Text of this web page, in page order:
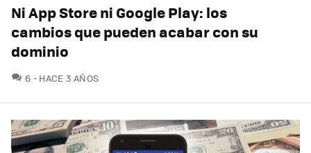
Ni App Store ni Google Play: los
cambios que pueden acabar con su
dominio
6 COMENTARIOS
HACE 3 AÑOS